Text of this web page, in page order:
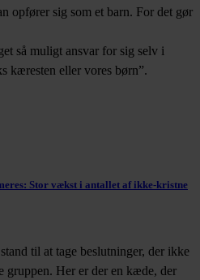
opfører sig som et barn. For det gør
så muligt ansvar for sig selv i
kæresten eller vores børn”.
Stor vækst i antallet af ikke-kristne
til at tage beslutninger, der ikke
gruppen. Her er der en kæde, der